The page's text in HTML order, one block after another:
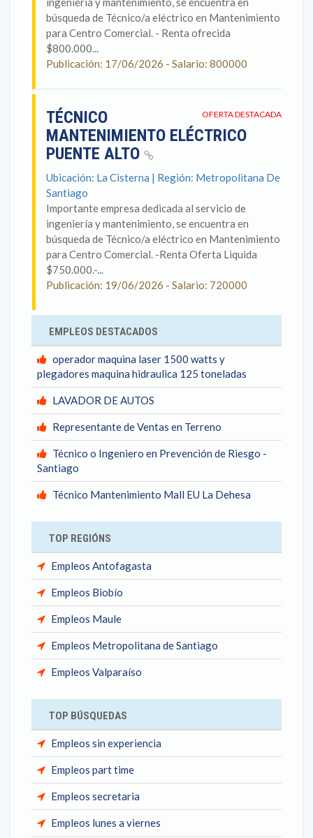
búsqueda de Técnico/a eléctrico en Mantenimiento
para Centro Comercial. - Renta ofrecida
$800.000...
Publicación: 17/06/2026 - Salario: 800000
OFERTA DESTACADA
TÉCNICO
MANTENIMIENTO ELÉCTRICO
PUENTE ALTO
Ubicación: La Cisterna | Región: Metropolitana De
Santiago
Importante empresa dedicada al servicio de
ingeniería y mantenimiento, se encuentra en
búsqueda de Técnico/a eléctrico en Mantenimiento
para Centro Comercial. -Renta Oferta Liquida
$750.000.-...
Publicación: 19/06/2026 - Salario: 720000
EMPLEOS DESTACADOS
operador maquina laser 1500 watts y
plegadores maquina hidraulica 125 toneladas
LAVADOR DE AUTOS
Representante de Ventas en Terreno
Técnico o Ingeniero en Prevención de Riesgo -
Santiago
Técnico Mantenimiento Mall EU La Dehesa
TOP REGIÓNS
Empleos Antofagasta
Empleos Biobío
Empleos Maule
Empleos Metropolitana de Santiago
Empleos Valparaíso
TOP BÚSQUEDAS
Empleos sin experiencia
Empleos part time
Empleos secretaria
Empleos lunes a viernes